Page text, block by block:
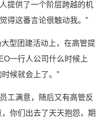
提供了一个阶层跨越的机
得这番言论很触动我。”
型团建活动上，在高管提
一行人公司什么时候上
候就会上了。”
工满意，随后又有高管反
你们出去了天天抱怨，期